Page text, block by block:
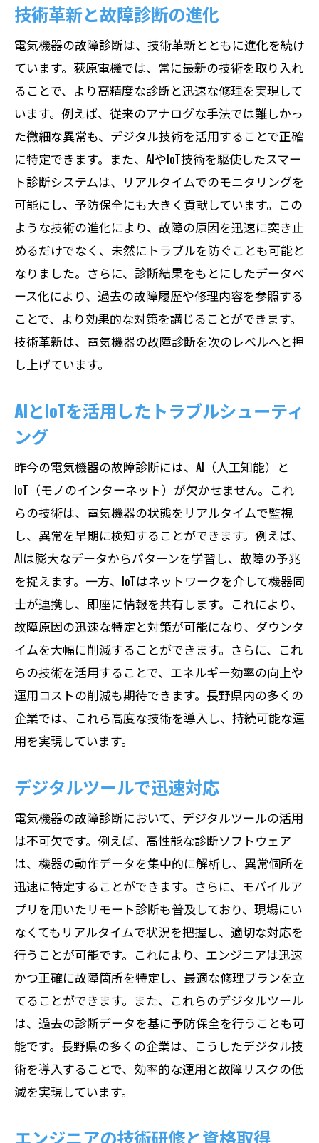
技術革新と故障診断の進化
電気機器の故障診断は、技術革新とともに進化を続け
ています。荻原電機では、常に最新の技術を取り入れ
ることで、より高精度な診断と迅速な修理を実現して
います。例えば、従来のアナログな手法では難しかっ
た微細な異常も、デジタル技術を活用することで正確
に特定できます。また、AIやIoT技術を駆使したスマー
ト診断システムは、リアルタイムでのモニタリングを
可能にし、予防保全にも大きく貢献しています。この
ような技術の進化により、故障の原因を迅速に突き止
めるだけでなく、未然にトラブルを防ぐことも可能と
なりました。さらに、診断結果をもとにしたデータベ
ース化により、過去の故障履歴や修理内容を参照する
ことで、より効果的な対策を講じることができます。
技術革新は、電気機器の故障診断を次のレベルへと押
し上げています。
AIとIoTを活用したトラブルシューティ
ング
昨今の電気機器の故障診断には、AI（人工知能）と
IoT（モノのインターネット）が欠かせません。これ
らの技術は、電気機器の状態をリアルタイムで監視
し、異常を早期に検知することができます。例えば、
AIは膨大なデータからパターンを学習し、故障の予兆
を捉えます。一方、IoTはネットワークを介して機器同
士が連携し、即座に情報を共有します。これにより、
故障原因の迅速な特定と対策が可能になり、ダウンタ
イムを大幅に削減することができます。さらに、これ
らの技術を活用することで、エネルギー効率の向上や
運用コストの削減も期待できます。長野県内の多くの
企業では、これら高度な技術を導入し、持続可能な運
用を実現しています。
デジタルツールで迅速対応
電気機器の故障診断において、デジタルツールの活用
は不可欠です。例えば、高性能な診断ソフトウェア
は、機器の動作データを集中的に解析し、異常個所を
迅速に特定することができます。さらに、モバイルア
プリを用いたリモート診断も普及しており、現場にい
なくてもリアルタイムで状況を把握し、適切な対応を
行うことが可能です。これにより、エンジニアは迅速
かつ正確に故障箇所を特定し、最適な修理プランを立
てることができます。また、これらのデジタルツール
は、過去の診断データを基に予防保全を行うことも可
能です。長野県の多くの企業は、こうしたデジタル技
術を導入することで、効率的な運用と故障リスクの低
減を実現しています。
エンジニアの技術研修と資格取得